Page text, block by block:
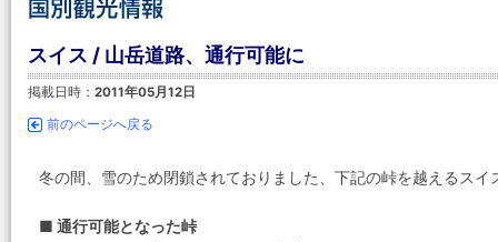
スイス / 山岳道路、通行可能に
掲載日時： 2011年05月12日
前のページへ戻る
冬の間、雪のため閉鎖されておりました、下記の峠を越えるス
■ 通行可能となった峠